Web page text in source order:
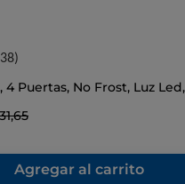
38
página.
Puertas, No Frost, Luz
Agregar al carrito